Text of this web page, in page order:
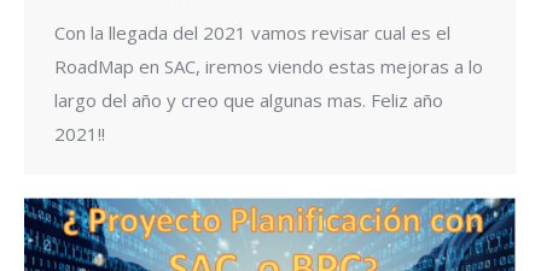
Con la llegada del 2021 vamos revisar cual es el
RoadMap en SAC, iremos viendo estas mejoras a lo
largo del año y creo que algunas mas. Feliz año
2021!!